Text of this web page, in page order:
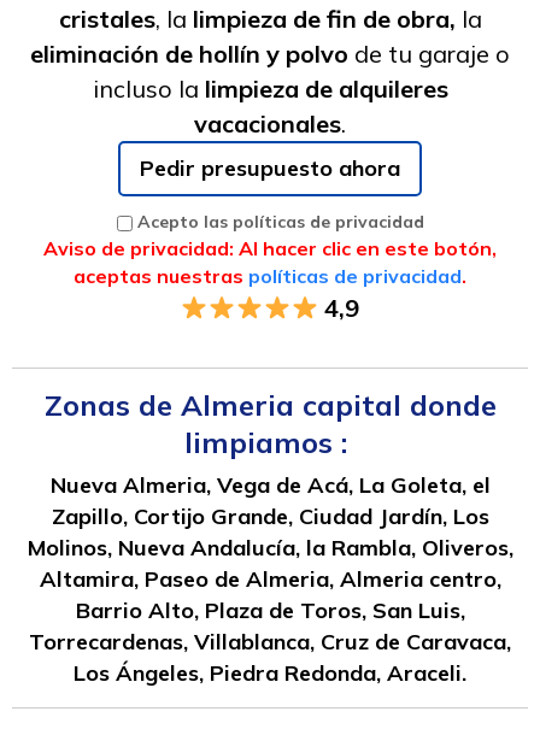
cristales, la limpieza de fin de obra, la
eliminación de hollín y polvo de tu garaje o
incluso la limpieza de alquileres
vacacionales.
Pedir presupuesto ahora
Acepto las políticas de privacidad
Aviso de privacidad: Al hacer clic en este botón,
aceptas nuestras políticas de privacidad.
4,9
Zonas de Almeria capital donde
limpiamos :
Nueva Almeria, Vega de Acá, La Goleta, el
Zapillo, Cortijo Grande, Ciudad Jardín, Los
Molinos, Nueva Andalucía, la Rambla, Oliveros,
Altamira, Paseo de Almeria, Almeria centro,
Barrio Alto, Plaza de Toros, San Luis,
Torrecardenas, Villablanca, Cruz de Caravaca,
Los Ángeles, Piedra Redonda, Araceli.